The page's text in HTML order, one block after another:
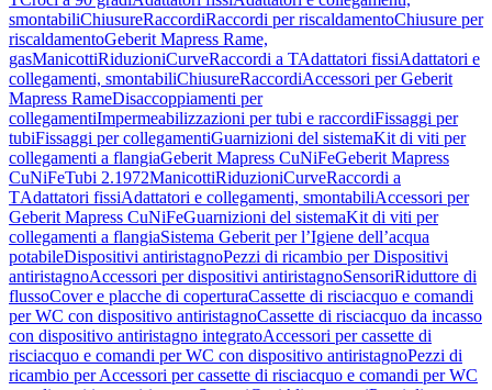
smontabiliChiusureRaccordiRaccordi per riscaldamentoChiusure per
riscaldamentoGeberit Mapress Rame,
gasManicottiRiduzioniCurveRaccordi a TAdattatori fissiAdattatori e
collegamenti, smontabiliChiusureRaccordiAccessori per Geberit
Mapress RameDisaccoppiamenti per
collegamentiImpermeabilizzazioni per tubi e raccordiFissaggi per
tubiFissaggi per collegamentiGuarnizioni del sistemaKit di viti per
collegamenti a flangiaGeberit Mapress CuNiFeGeberit Mapress
CuNiFeTubi 2.1972ManicottiRiduzioniCurveRaccordi a
TAdattatori fissiAdattatori e collegamenti, smontabiliAccessori per
Geberit Mapress CuNiFeGuarnizioni del sistemaKit di viti per
collegamenti a flangiaSistema Geberit per l’Igiene dell’acqua
potabileDispositivi antiristagnoPezzi di ricambio per Dispositivi
antiristagnoAccessori per dispositivi antiristagnoSensoriRiduttore di
flussoCover e placche di coperturaCassette di risciacquo e comandi
per WC con dispositivo antiristagnoCassette di risciacquo da incasso
con dispositivo antiristagno integratoAccessori per cassette di
risciacquo e comandi per WC con dispositivo antiristagnoPezzi di
ricambio per Accessori per cassette di risciacquo e comandi per WC